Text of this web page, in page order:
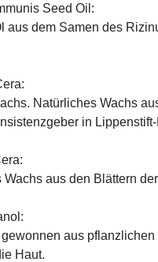
Seed Oil:
aus dem Samen des
Natürliches Wachs
in
Wachs aus den Blättern
aus
Haut.